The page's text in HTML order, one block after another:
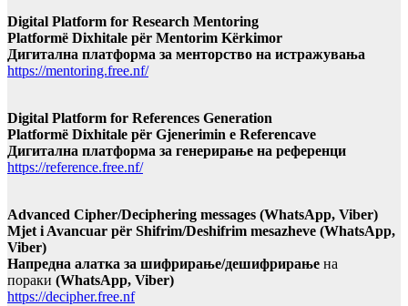
Digital Platform for Research Mentoring
Platformë Dixhitale për Mentorim Kërkimor
Дигитална платформа за менторство на истражувања
https://mentoring.free.nf/
Digital Platform for References Generation
Platformë Dixhitale për Gjenerimin e Referencave
Дигитална платформа за генерирање на референци
https://reference.free.nf/
Advanced Cipher/Deciphering messages (WhatsApp, Viber)
Mjet i Avancuar për Shifrim/Deshifrim mesazheve (WhatsApp,
Viber)
Напредна алатка за шифрирање/дешифрирање на
пораки (WhatsApp, Viber)
https://decipher.free.nf